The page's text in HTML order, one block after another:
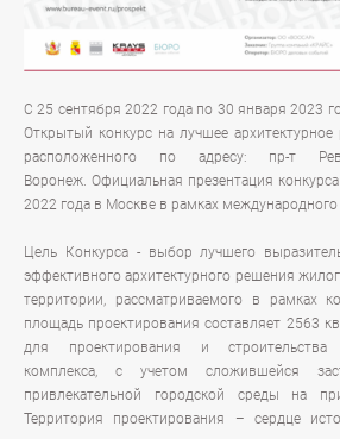
С 25 сентября 2022 года по 30 января 2023
Открытый конкурс на лучшее
расположенного по адресу: пр-т
Воронеж. Официальная презентация
2022 года в Москве в рамках международного
Цель Конкурса - выбор лучшего
эффективного архитектурного решения
территории, рассматриваемого в рамках
площадь проектирования составляет 2563
для проектирования и строительства
комплекса, с учетом сложившейся
привлекательной городской среды на
Территория проектирования – сердце